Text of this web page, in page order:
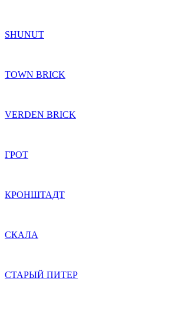
SHUNUT
TOWN BRICK
VERDEN BRICK
ГРОТ
КРОНШТАДТ
СКАЛА
СТАРЫЙ ПИТЕР